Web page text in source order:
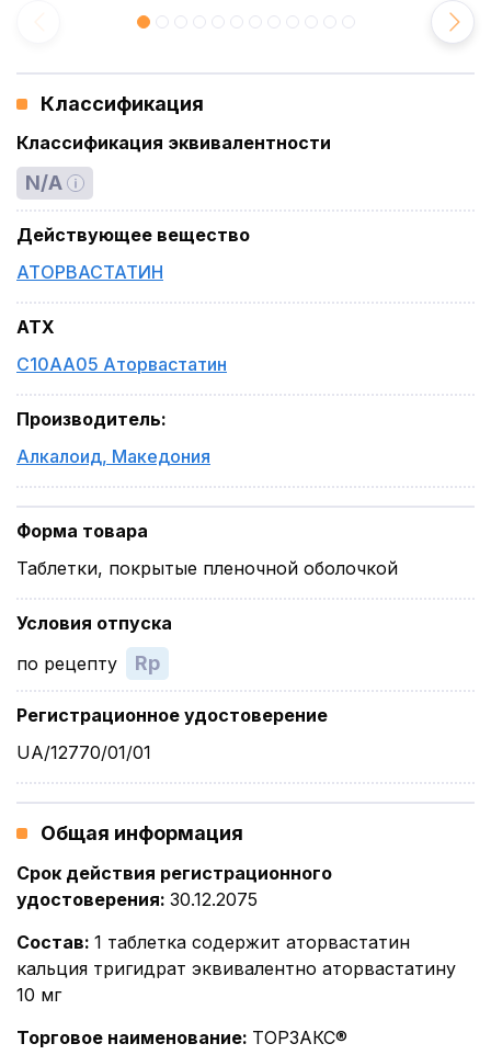
Классификация
Классификация эквивалентности
N/A
Действующее вещество
АТОРВАСТАТИН
ATX
C10AA05 Аторвастатин
Производитель:
Алкалоид, Македония
Форма товара
Таблетки, покрытые пленочной оболочкой
Условия отпуска
по рецепту
Rp
Регистрационное удостоверение
UA/12770/01/01
Общая информация
Срок действия регистрационного
удостоверения: 30.12.2075
Состав: 1 таблетка содержит аторвастатин
кальция тригидрат эквивалентно аторвастатину
10 мг
Торговое наименование: ТОРЗАКС®